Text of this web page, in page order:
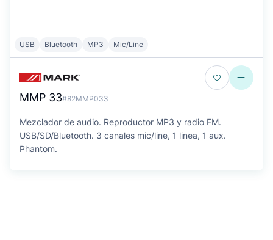
USB Bluetooth MP3 Mic/Line
MMP 33#82MMP033
Mezclador de audio. Reproductor MP3 y radio FM.
USB/SD/Bluetooth. 3 canales mic/line, 1 linea, 1 aux.
Phantom.